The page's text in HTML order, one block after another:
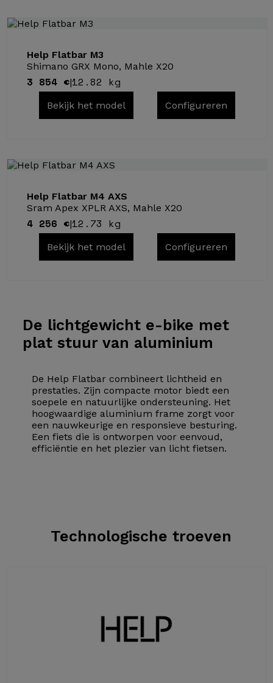
Help Flatbar M3
Shimano GRX Mono, Mahle X20
3 854 €|12.82 kg
Bekijk het model Configureren
Help Flatbar M4 AXS
Sram Apex XPLR AXS, Mahle X20
4 256 €|12.73 kg
Bekijk het model Configureren
De lichtgewichte-bike met
plat stuur van aluminium
De Help Flatbar combineert lichtheid en
prestaties. Zijn compacte motor biedt een
soepele en natuurlijke ondersteuning. Het
hoogwaardige aluminium frame zorgt voor
een nauwkeurige en responsieve besturing.
Een fiets die is ontworpen voor eenvoud,
efficiëntie en het plezier van licht fietsen.
Technologische troeven